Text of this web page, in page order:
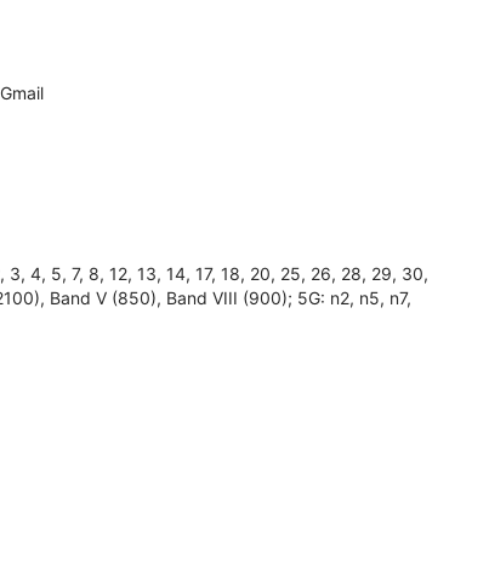
4, 5, 7, 8, 12, 13, 14, 17, 18, 20, 25, 26, 28, 29, 30,
Band V (850), Band VIII (900); 5G: n2, n5, n7,